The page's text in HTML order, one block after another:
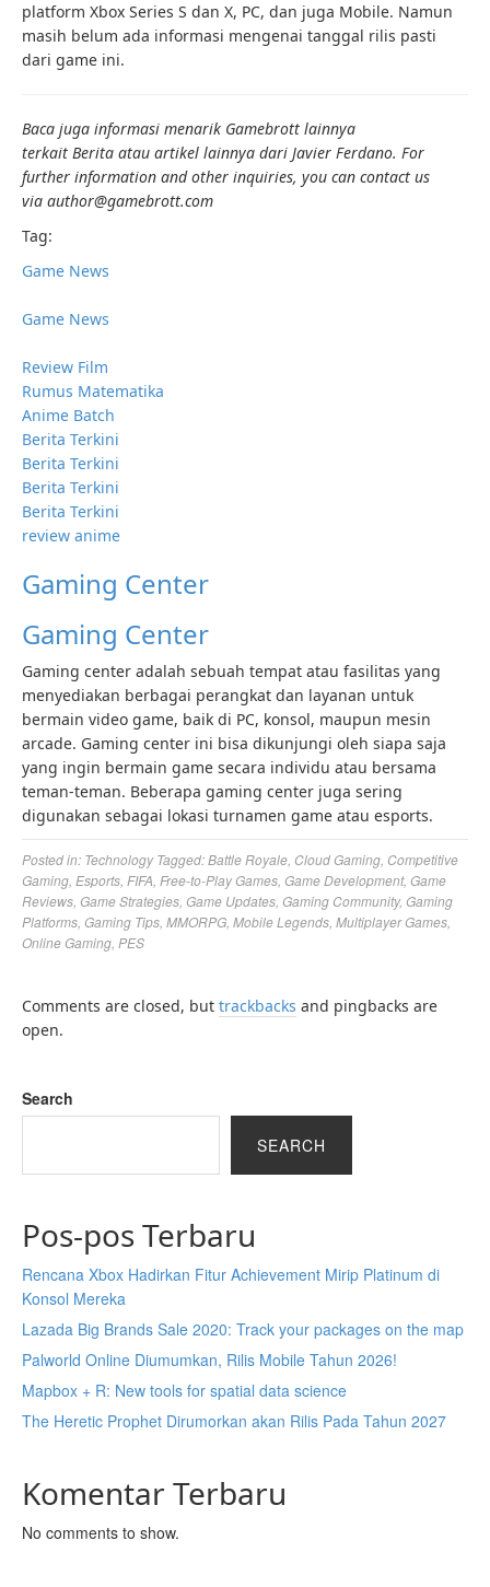
platform Xbox Series S dan X, PC, dan juga Mobile. Namun
masih belum ada informasi mengenai tanggal rilis pasti
dari game ini.
Baca juga informasi menarik Gamebrott lainnya
terkait Berita atau artikel lainnya dari Javier Ferdano. For
further information and other inquiries, you can contact us
via author@gamebrott.com
Tag:
Game News
Game News
Review Film
Rumus Matematika
Anime Batch
Berita Terkini
Berita Terkini
Berita Terkini
Berita Terkini
review anime
Gaming Center
Gaming Center
Gaming center adalah sebuah tempat atau fasilitas yang
menyediakan berbagai perangkat dan layanan untuk
bermain video game, baik di PC, konsol, maupun mesin
arcade. Gaming center ini bisa dikunjungi oleh siapa saja
yang ingin bermain game secara individu atau bersama
teman-teman. Beberapa gaming center juga sering
digunakan sebagai lokasi turnamen game atau esports.
Posted in: Technology Tagged:Battle Royale Cloud Gaming Competitive
Gaming Esports FIFA Free-to-Play Games Game Development, Game
Reviews Game Strategies Game Updates Gaming Community, Gaming
Platforms Gaming Tips MMORPG Mobile Legends Multiplayer Games
Online Gaming PES
Comments are closed, but trackbacks and pingbacks are
open.
Search
SEARCH
Pos-pos Terbaru
Rencana Xbox Hadirkan Fitur Achievement Mirip Platinum di
Konsol Mereka
Lazada Big Brands Sale 2020: Track your packages on the map
Palworld Online Diumumkan, Rilis Mobile Tahun 2026!
Mapbox + R: New tools for spatial data science
The Heretic Prophet Dirumorkan akan Rilis Pada Tahun 2027
Komentar Terbaru
No comments to show.